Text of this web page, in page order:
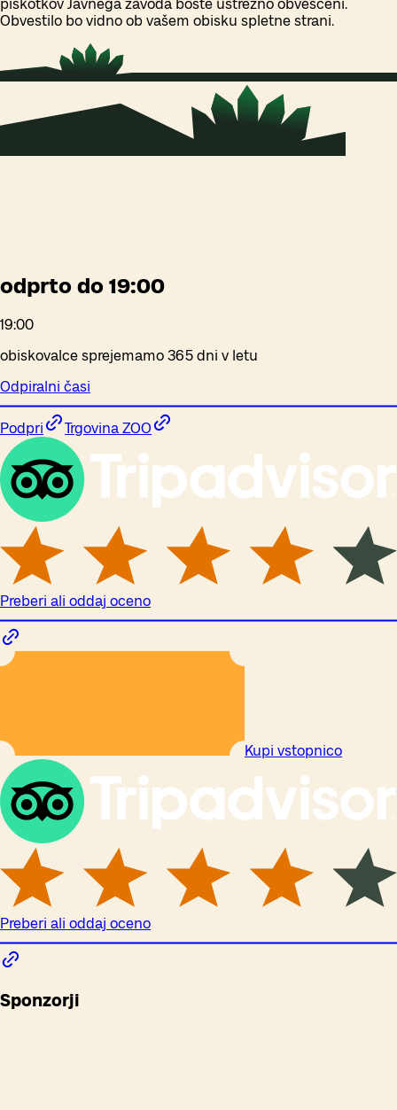
piškotkov Javnega zavoda boste ustrezno obveščeni.
Obvestilo bo vidno ob vašem obisku spletne strani.
odprto do 19:00
19:00
obiskovalce sprejemamo 365 dni v letu
Odpiralni časi
Podpri Trgovina ZOO
Preberi ali oddaj oceno
Kupi vstopnico
Preberi ali oddaj oceno
Sponzorji